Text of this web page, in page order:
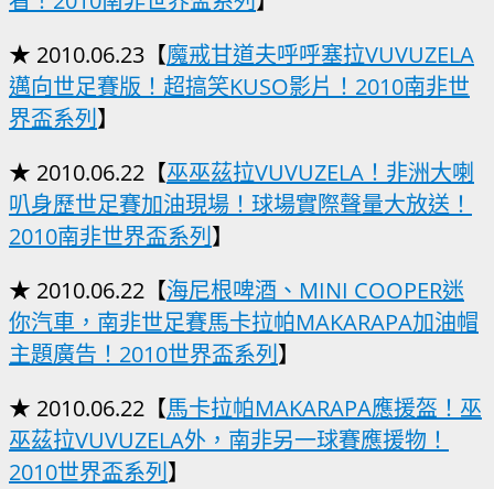
★ 2010.06.23【魔戒甘道夫呼呼塞拉VUVUZELA
邁向世足賽版！超搞笑KUSO影片！2010南非世
界盃系列 】
★ 2010.06.22【巫巫茲拉VUVUZELA！非洲大喇
叭身歷世足賽加油現場！球場實際聲量大放送！
2010南非世界盃系列 】
★ 2010.06.22【海尼根啤酒、MINI COOPER迷
你汽車，南非世足賽馬卡拉帕MAKARAPA加油帽
主題廣告！2010世界盃系列 】
★ 2010.06.22【馬卡拉帕MAKARAPA應援盔！巫
巫茲拉VUVUZELA外，南非另一球賽應援物！
2010世界盃系列 】